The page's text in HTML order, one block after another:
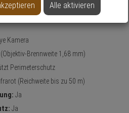
Kamera
Brennweite 1,68 mm)
Perimeterschutz
(Reichweite bis zu 50 m)
Ja
Ja
Alle aktivieren